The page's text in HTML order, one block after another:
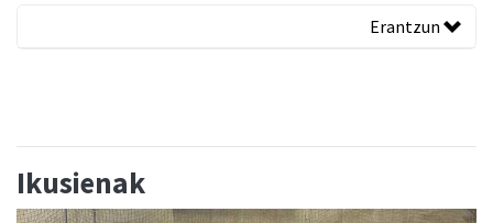
Erantzun
Ikusienak